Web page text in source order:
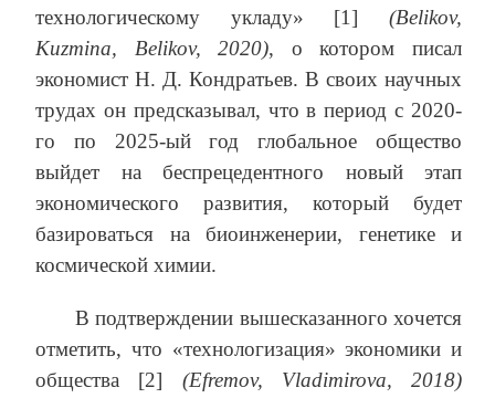
технологическому укладу» [1] (Belikov,
Kuzmina, Belikov, 2020), о котором писал
экономист Н. Д. Кондратьев. В своих научных
трудах он предсказывал, что в период с 2020-
го по 2025-ый год глобальное общество
выйдет на беспрецедентного новый этап
экономического развития, который будет
базироваться на биоинженерии, генетике и
космической химии.
В подтверждении вышесказанного хочется
отметить, что «технологизация» экономики и
общества [2] (Efremov, Vladimirova, 2018)